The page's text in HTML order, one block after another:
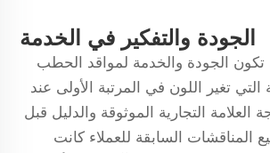
الجودة والتفكير في الخدمة
الجودة والخدمة لمواقد الحطب
التي تغير اللون في المرتبة الأولى عند
العلامة التجارية الموثوقة والدليل قبل
المناقشات السابقة للعملاء كانت